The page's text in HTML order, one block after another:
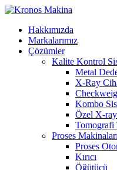
Hakkımızda
Markalarımız
Çözümler
Kalite Kontrol
Metal
X-Ray
Kombo
Özel X-
Tomografi
Proses Makinaları
Proses
Kırıcı
Öğütücü